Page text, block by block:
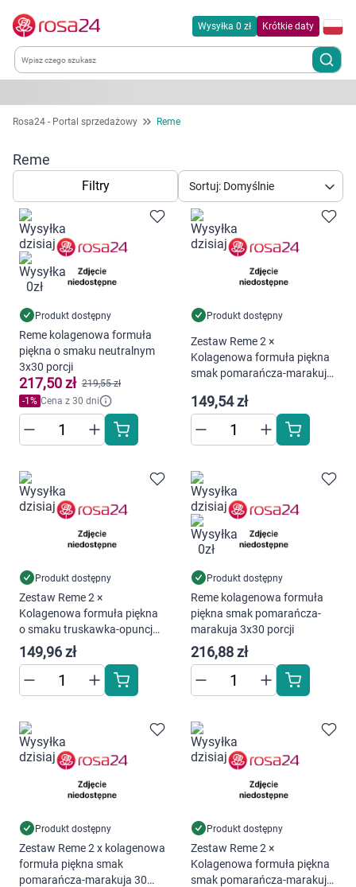
Wysyłka 0 zł Krótkie daty
Kategorie
Dla zwierząt
Dom i ogród
Zdrowie
Kobieta w ciąży i mama
Dziecko
Higiena
Kosmetyki
Mężczyzna
Zdrowy styl życia
Sprzęt medyczny
Motoryzacja
Grupy produktowe
Marki
Rosa24 - Portal sprzedażowy Reme
Reme
Filtry Sortuj: Domyślnie
Produkt dostępny
Reme kolagenowa formuła
piękna o smaku neutralnym
3x30 porcji
217,50 zł 219,55 zł
-1 % Cena z 30 dni
Produkt dostępny
Zestaw Reme 2 ×
Kolagenowa formuła piękna
smak pomarańcza-marakuja
Kompleksowa Formuła Anti-
Age proszek 150 g
149,54 zł
Produkt dostępny
Zestaw Reme 2 ×
Kolagenowa formuła piękna
o smaku truskawka-opuncja
figowa 30 porcji + Reme
Renew Kompleksowa
Formuła Anti-Age proszek
150 g
149,96 zł
Produkt dostępny
Reme kolagenowa formuła
piękna smak pomarańcza-
marakuja 3x30 porcji
216,88 zł
Produkt dostępny
Zestaw Reme 2 x kolagenowa
formuła piękna smak
pomarańcza-marakuja 30
Produkt dostępny
Zestaw Reme 2 ×
Kolagenowa formuła piękna
smak pomarańcza-marakuja